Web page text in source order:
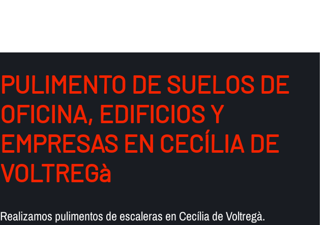
PULIMENTO DE SUELOS DE
OFICINA, EDIFICIOS Y
EMPRESAS EN CECÍLIA DE
VOLTREGà
Realizamos pulimentos de escaleras en Cecília de Voltregà.